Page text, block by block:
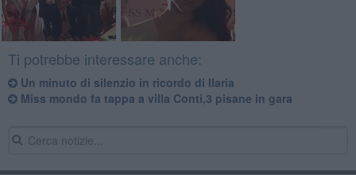
Ti potrebbe interessare anche:
Un minuto di silenzio in ricordo di Ilaria
Miss mondo fa tappa a villa Conti,3 pisane in gara